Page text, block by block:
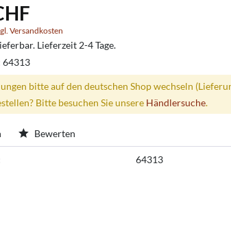
Versandkosten
Lieferzeit 2-4 Tage.
64313
bitte auf den deutschen Shop wechseln
Bitte besuchen Sie unsere Händlersuche.
Bewerten
64313